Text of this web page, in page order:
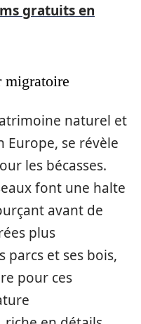
gratuits en
migratoire
naturel et
Europe, se révèle
les bécasses.
font une halte
avant de
plus
parcs et ses bois,
pour ces